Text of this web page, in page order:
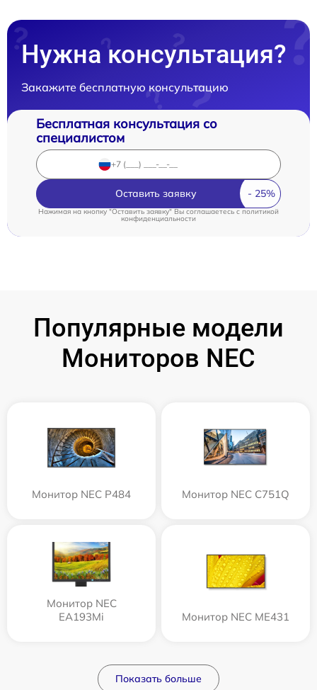
Нужна консультация?
Закажите бесплатную консультацию
Бесплатная консультация со
специалистом
Оставить заявку
Нажимая на кнопку "Оставить заявку" Вы соглашаетесь cполитикой
конфиденциальности
Популярные модели
Мониторов NEC
Монитор NEC P484 Монитор NEC C751Q
Монитор NEC
EA193Mi
Монитор NEC ME431
Показать больше